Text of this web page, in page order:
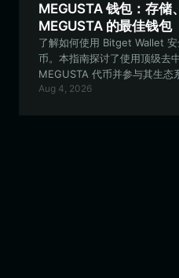
MEGUSTA 钱包：存储
MEGUSTA 的最佳钱包
了解如何使用 Bitget Wallet
币。本指南探讨了使用顶级去
MEGUSTA 代币并参与其生态
Aug 4, 2026